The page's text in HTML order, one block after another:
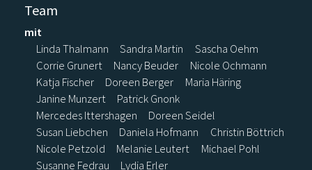
Team
mit
Linda Thalmann
Sandra Martin
Sascha Oehm
Corrie Grunert
Nancy Beuder
Nicole Ochmann
Katja Fischer
Doreen Berger
Maria Häring
Janine Munzert
Patrick Gnonk
Mercedes Ittershagen
Doreen Seidel
Susan Liebchen
Daniela Hofmann
Christin Böttrich
Nicole Petzold
Melanie Leutert
Michael Pohl
Susanne Fedrau
Lydia Erler